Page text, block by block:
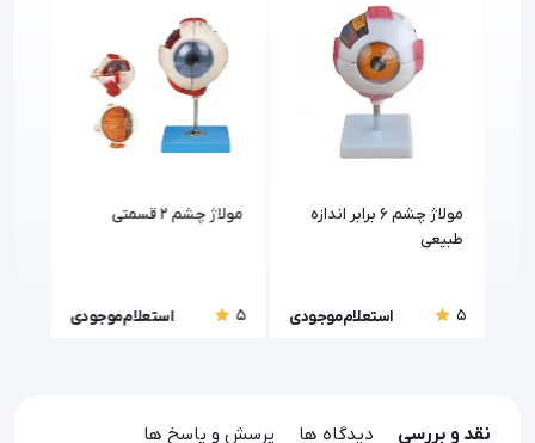
مولاژ چشم 6 برابر اندازه
طبیعی
5 استعلام موجودی
مولاژ چشم 2 قسمتی
5 استعلام موجودی
نقد و بررسی دیدگاه ها پرسش و پاسخ ها